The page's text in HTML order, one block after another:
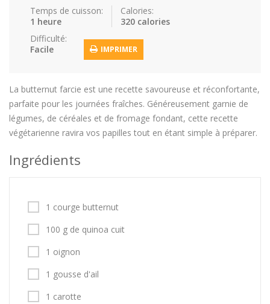
Temps de cuisson:
1 heure
Calories:
320 calories
Difficulté:
Facile
IMPRIMER
La butternut farcie est une recette savoureuse et réconfortante,
parfaite pour les journées fraîches. Généreusement garnie de
légumes, de céréales et de fromage fondant, cette recette
végétarienne ravira vos papilles tout en étant simple à préparer.
Ingrédients
1 courge butternut
100 g de quinoa cuit
1 oignon
1 gousse d'ail
1 carotte